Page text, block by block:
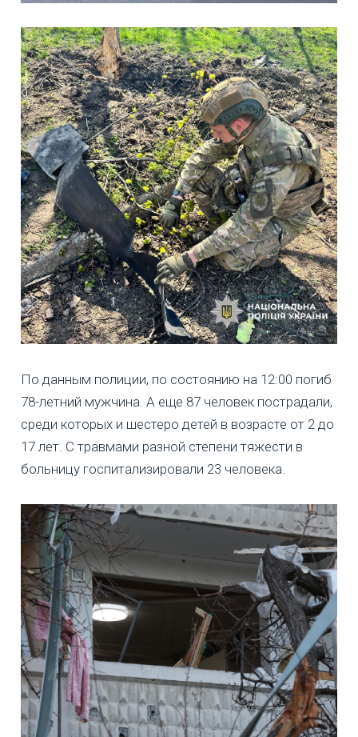
По данным полиции, по состоянию на 12:00 погиб
78-летний мужчина. А еще 87 человек пострадали,
среди которых и шестеро детей в возрасте от 2 до
17 лет. С травмами разной степени тяжести в
больницу госпитализировали 23 человека.